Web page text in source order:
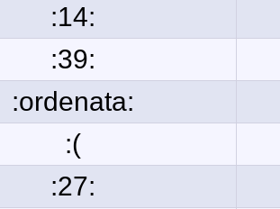
:14:
:39:
:ordenata:
:(
:27: